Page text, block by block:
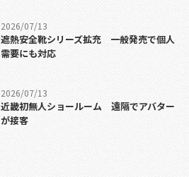
2026/07/13
遮熱安全靴シリーズ拡充 一般発売で個人
需要にも対応
2026/07/13
近畿初無人ショールーム 遠隔でアバター
が接客